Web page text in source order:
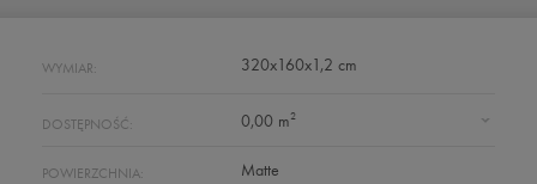
WYMIAR: 320x160x1,2 cm
DOSTĘPNOŚĆ: 0,00 m2
POWIERZCHNIA: Matte